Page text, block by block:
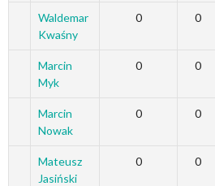
Waldemar
Kwaśny
0 0
Marcin
Myk
0 0
Marcin
Nowak
0 0
Mateusz
Jasiński
0 0